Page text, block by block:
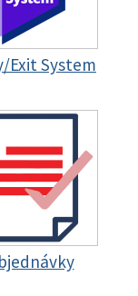
Exit System